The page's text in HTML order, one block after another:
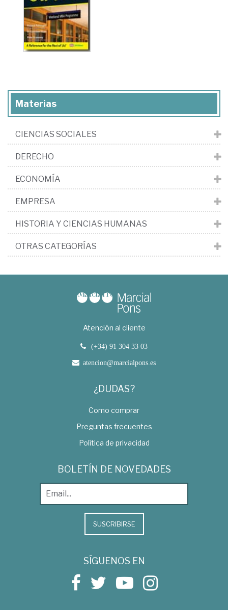
Materias
CIENCIAS SOCIALES
DERECHO
ECONOMÍA
EMPRESA
HISTORIA Y CIENCIAS HUMANAS
OTRAS CATEGORÍAS
Atención al cliente
(+34) 91 304 33 03
atencion@marcialpons.es
¿DUDAS?
Como comprar
Preguntas frecuentes
Política de privacidad
BOLETÍN DE NOVEDADES
SUSCRIBIRSE
SÍGUENOS EN